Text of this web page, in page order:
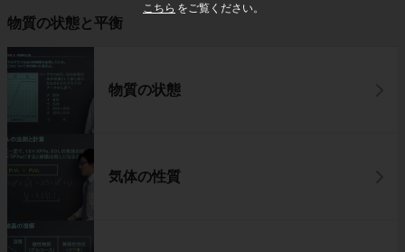
こちら をご覧ください。
物質の状態と平衡
物質の状態
気体の性質